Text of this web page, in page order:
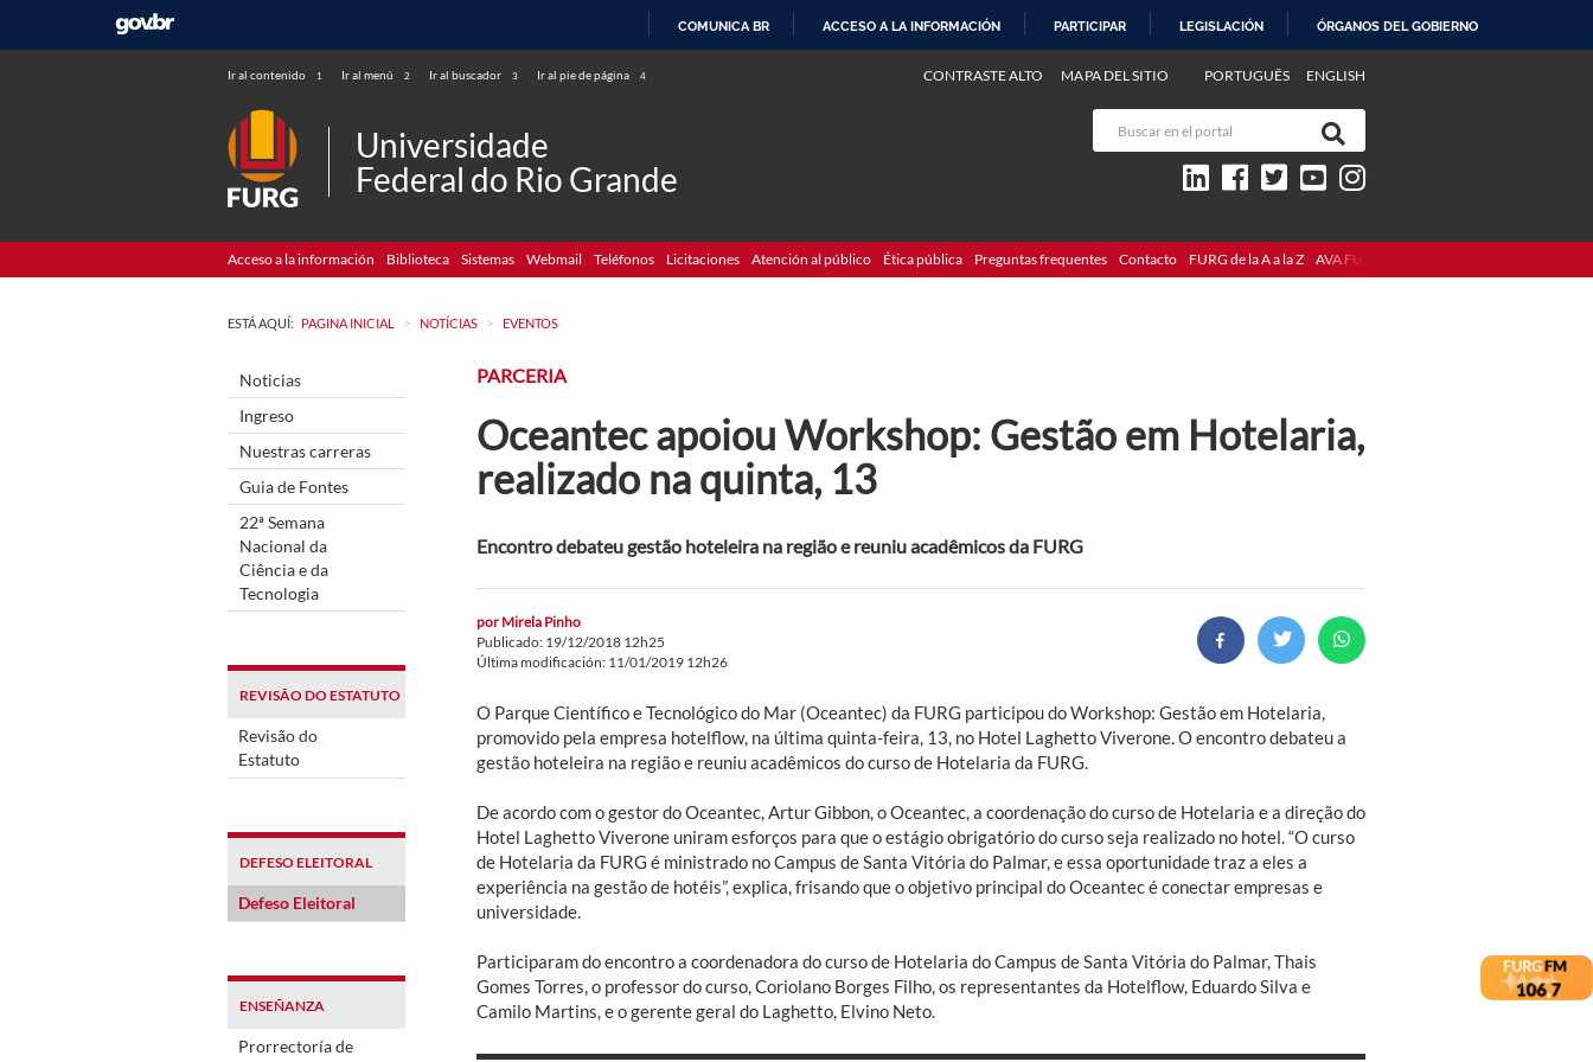
COMUNICA BR ACCESO A LA INFORMACIÓN PARTICIPAR LEGISLACIÓN ÓRGANOS DEL GOBIERNO
Ir al contenido 1 Ir al menú 2 Ir al buscador 3 Ir al pie de página 4 PORTUGUÊS ENGLISH
CONTRASTE ALTO MAPA DEL SITIO
Universidade
Federal do Rio Grande
Acceso a la información Biblioteca Sistemas Webmail Teléfonos Licitaciones Atención al público Ética pública Preguntas frequentes Contacto FURG de la A a la Z AVA FURG
ESTÁ AQUÍ: PAGINA INICIAL > NOTÍCIAS > EVENTOS
Noticias
Ingreso
Nuestras carreras
Guia de Fontes
22ª Semana
Nacional da
Ciência e da
Tecnologia
REVISÃO DO ESTATUTO
Revisão do
Estatuto
DEFESO ELEITORAL
Defeso Eleitoral
ENSEÑANZA
Prorrectoría de
PARCERIA
Oceantec apoiou Workshop: Gestão em Hotelaria,
realizado na quinta, 13
Encontro debateu gestão hoteleira na região e reuniu acadêmicos da FURG
por Mirela Pinho
Publicado: 19/12/2018 12h25
Última modificación: 11/01/2019 12h26
O Parque Científico e Tecnológico do Mar (Oceantec) da FURG participou do Workshop: Gestão em Hotelaria,
promovido pela empresa hotelflow, na última quinta-feira, 13, no Hotel Laghetto Viverone. O encontro debateu a
gestão hoteleira na região e reuniu acadêmicos do curso de Hotelaria da FURG.
De acordo com o gestor do Oceantec, Artur Gibbon, o Oceantec, a coordenação do curso de Hotelaria e a direção do
Hotel Laghetto Viverone uniram esforços para que o estágio obrigatório do curso seja realizado no hotel. “O curso
de Hotelaria da FURG é ministrado no Campus de Santa Vitória do Palmar, e essa oportunidade traz a eles a
experiência na gestão de hotéis”, explica, frisando que o objetivo principal do Oceantec é conectar empresas e
universidade.
Participaram do encontro a coordenadora do curso de Hotelaria do Campus de Santa Vitória do Palmar, Thais
Gomes Torres, o professor do curso, Coriolano Borges Filho, os representantes da Hotelflow, Eduardo Silva e
Camilo Martins, e o gerente geral do Laghetto, Elvino Neto.